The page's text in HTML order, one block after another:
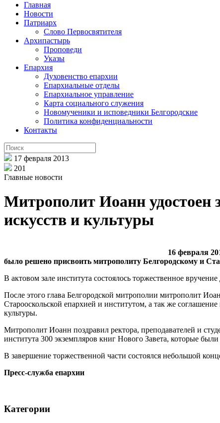
Главная
Новости
Патриарх
Слово Первосвятителя
Архипастырь
Проповеди
Указы
Епархия
Духовенство епархии
Епархиальные отделы
Епархиальное управление
Карта социального служения
Новомученики и исповедники Белгородские
Политика конфиденциальности
Контакты
17 февраля 2013
201
Главные новости
Митрополит Иоанн удостоен
искусств и культуры
16 февраля
было решено присвоить митрополиту Белгородскому и
В актовом зале института состоялось торжественное
После этого глава Белгородской митрополии митрополит
Старооскольской епархией и институтом, а так же
культуры.
Митрополит Иоанн поздравил ректора, преподавателей и
института 300 экземпляров книг Нового Завета, которые
В завершение торжественной части состоялся небольшой
Пресс-служба епархии
Категории